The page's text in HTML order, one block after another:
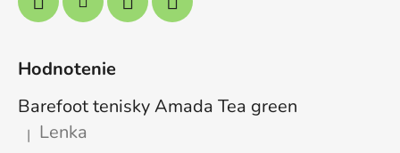
Hodnotenie
Barefoot tenisky Amada Tea green
Hodnotenie produktu je 5 z 5 hviezdičiek.
| Lenka